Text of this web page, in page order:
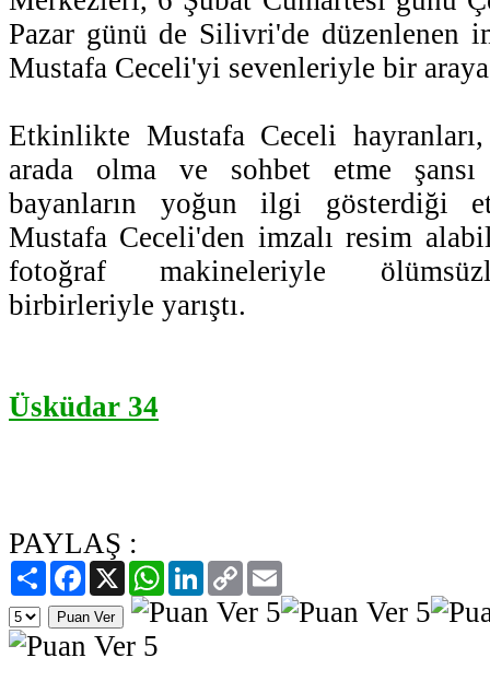
Pazar günü de Silivri'de düzenlenen
Mustafa Ceceli'yi sevenleriyle bir
Etkinlikte Mustafa Ceceli
arada olma ve sohbet etme
bayanların yoğun ilgi gösterdiği
Mustafa Ceceli'den imzalı resim
fotoğraf makineleriyle
birbirleriyle yarıştı.
Üsküdar 34
PAYLAŞ :
PaylaşFacebook
X WhatsAppLinkedIn
Copy
Link